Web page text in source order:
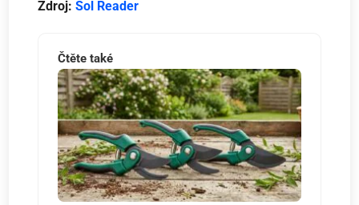
Zdroj: Sol Reader
Čtěte také